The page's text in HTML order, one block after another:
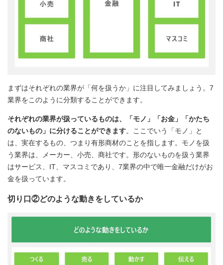
まずはそれぞれの業界が「何を扱うか」に注目してみましょう。7
業界をこのように分類することができます。
それぞれの業界が扱っているものは、「モノ」「お金」「かたち
のないもの」に分けることができます。ここでいう「モノ」と
は、実在するもの、つまり有形商材のことを指します。モノを扱
う業界は、メーカー、小売、商社です。形のないものを扱う業界
はサービス、IT、マスコミであり、7業界の中で唯一金融だけがお
金を扱っています。
切り口②どのような動きをしているか